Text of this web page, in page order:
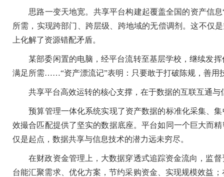
思路一变天地宽。共享平台构建起覆盖全国的资产信息
所需，实现跨部门、跨层级、跨地域的无偿调剂。这不仅
上化解了资源错配矛盾。
某部委闲置的电脑，经平台流转至基层学校，继续发挥
满足所需……“资产漂流记”表明：只要敢于打破陈规，善用
共享平台高效运转的核心支撑，在于数据的互联互通与
预算管理一体化系统实现了资产数据的标准化采集、集
效撮合匹配提供了坚实的数据底座。平台如同一个巨大而
仅是起点，数据共享与信息技术的潜力远未穷尽。
在财政资金管理上，大数据穿透式追踪资金流向，监督
台能汇聚需求、优化方案，节约采购资金、实现规模效益